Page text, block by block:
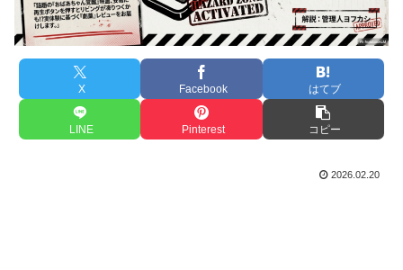
X Facebook はてブ
LINE Pinterest コピー
2026.02.20